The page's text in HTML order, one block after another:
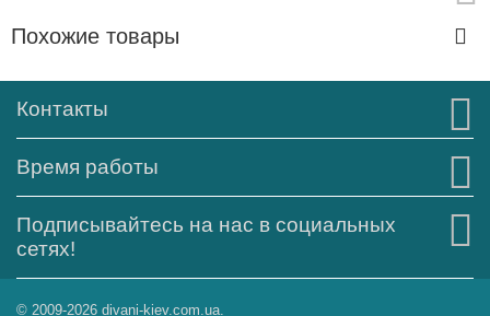
Похожие товары
Контакты
Время работы
Подписывайтесь на нас в социальных
сетях!
© 2009-2026 divani-kiev.com.ua.